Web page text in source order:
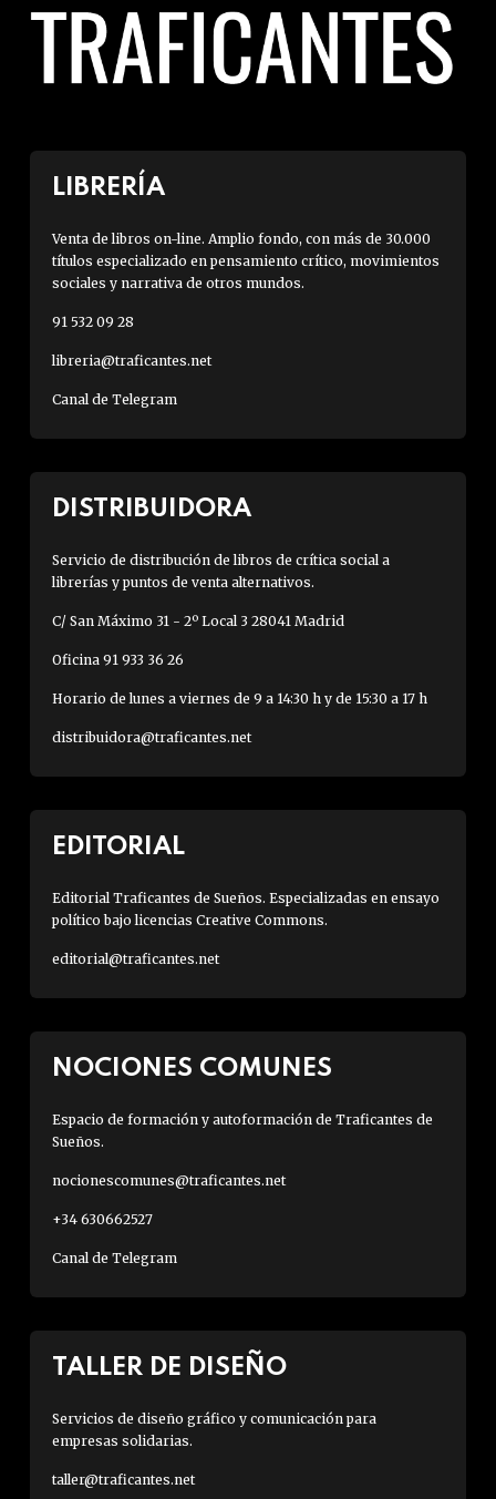
LIBRERÍA
Venta de libros on-line. Amplio fondo, con más de 30.000
títulos especializado en pensamiento crítico, movimientos
sociales y narrativa de otros mundos.
91 532 09 28
libreria@traficantes.net
Canal de Telegram
DISTRIBUIDORA
Servicio de distribución de libros de crítica social a
librerías y puntos de venta alternativos.
C/ San Máximo 31 - 2º Local 3 28041 Madrid
Oficina 91 933 36 26
Horario de lunes a viernes de 9 a 14:30 h y de 15:30 a 17 h
distribuidora@traficantes.net
EDITORIAL
Editorial Traficantes de Sueños. Especializadas en ensayo
político bajo licencias Creative Commons.
editorial@traficantes.net
NOCIONES COMUNES
Espacio de formación y autoformación de Traficantes de
Sueños.
nocionescomunes@traficantes.net
+34 630662527
Canal de Telegram
TALLER DE DISEÑO
Servicios de diseño gráfico y comunicación para
empresas solidarias.
taller@traficantes.net